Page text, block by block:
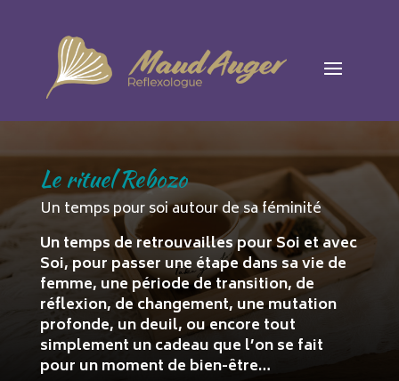
Le rituel Rebozo
Un temps pour soi autour de sa féminité
Un temps de retrouvailles pour Soi et avec
Soi, pour passer une étape dans sa vie de
femme, une période de transition, de
réflexion, de changement, une mutation
profonde, un deuil, ou encore tout
simplement un cadeau que l’on se fait
pour un moment de bien-être…